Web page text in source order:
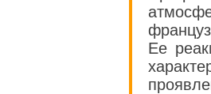
Ее